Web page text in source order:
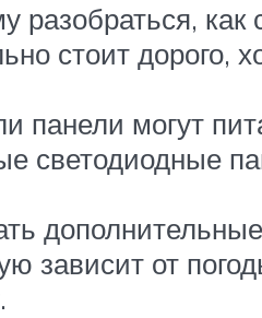
разобраться, как
стоит дорого,
панели могут
светодиодные
зависит от